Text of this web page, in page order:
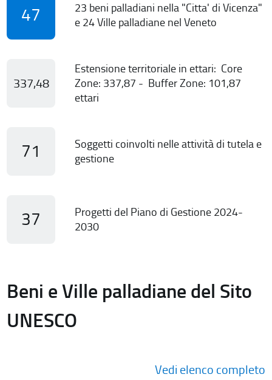
47
23 beni palladiani nella "Citta' di Vicenza"
e 24 Ville palladiane nel Veneto
337,48
Estensione territoriale in ettari: Core
Zone: 337,87 - Buffer Zone: 101,87
ettari
71
Soggetti coinvolti nelle attività di tutela e
gestione
37
Progetti del Piano di Gestione 2024-
2030
Beni e Ville palladiane del Sito
UNESCO
Vedi elenco completo